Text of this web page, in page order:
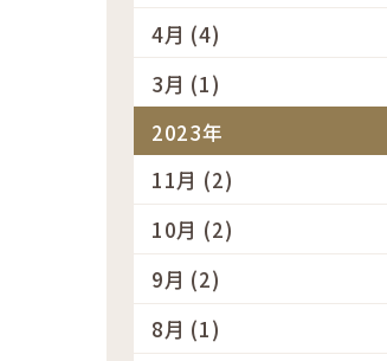
4月 (4)
3月 (1)
2023年
11月 (2)
10月 (2)
9月 (2)
8月 (1)